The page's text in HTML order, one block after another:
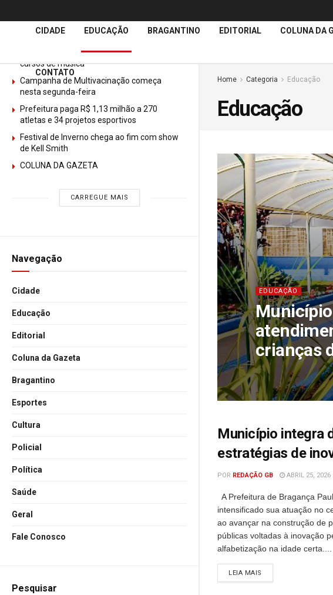
ÚltimasNotícias
GURI abre mais de 150 vagas gratuitas para
cursos de música
Campanha de Multivacinação começa
nesta segunda-feira
Prefeitura paga R$ 1,13 milhão a 270
atletas e 34 projetos esportivos
Festival de Inverno chega ao fim com show
de Kell Smith
COLUNA DA GAZETA
CARREGUE MAIS
Navegação
Cidade
Educação
Editorial
Coluna da Gazeta
Bragantino
Esportes
Cultura
Policial
Política
Saúde
Geral
Fale Conosco
Pesquisar
CIDADE EDUCAÇÃO BRAGANTINO EDITORIAL COLUNA DA
CONTATO
Home Categoria Educação
Educação
EDUCAÇÃO
crianças
Município integra
estratégias de
POR REDAÇÃO GB ABRIL 25, 2026
A Prefeitura de Bragança
intensificado sua atuação no
ao avançar na construção de
públicas voltadas à inovação
alfabetização na idade certa....
LEIA MAIS